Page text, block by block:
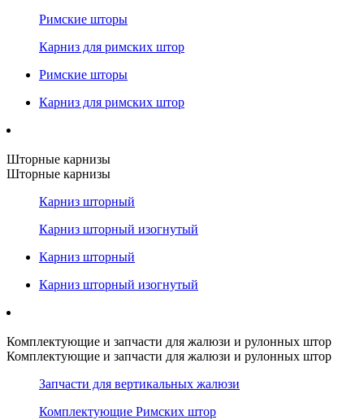
Римские шторы
Карниз для римских штор
Римские шторы
Карниз для римских штор
Шторные карнизы
Шторные карнизы
Карниз шторный
Карниз шторный изогнутый
Карниз шторный
Карниз шторный изогнутый
Комплектующие и запчасти для жалюзи и рулонных штор
Комплектующие и запчасти для жалюзи и рулонных штор
Запчасти для вертикальных жалюзи
Комплектующие Римских штор